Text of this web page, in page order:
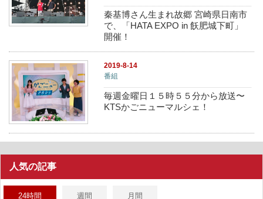
秦基博さん生まれ故郷 宮崎県日南市
で、「HATA EXPO in 飫肥城下町」
開催！
2019-8-14
番組
毎週金曜日１５時５５分から放送〜
KTSかごニューマルシェ！
人気の記事
24時間 週間 月間